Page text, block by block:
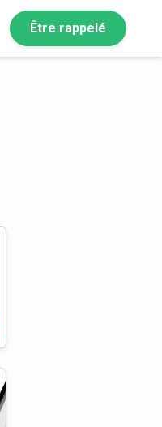
Être rappelé